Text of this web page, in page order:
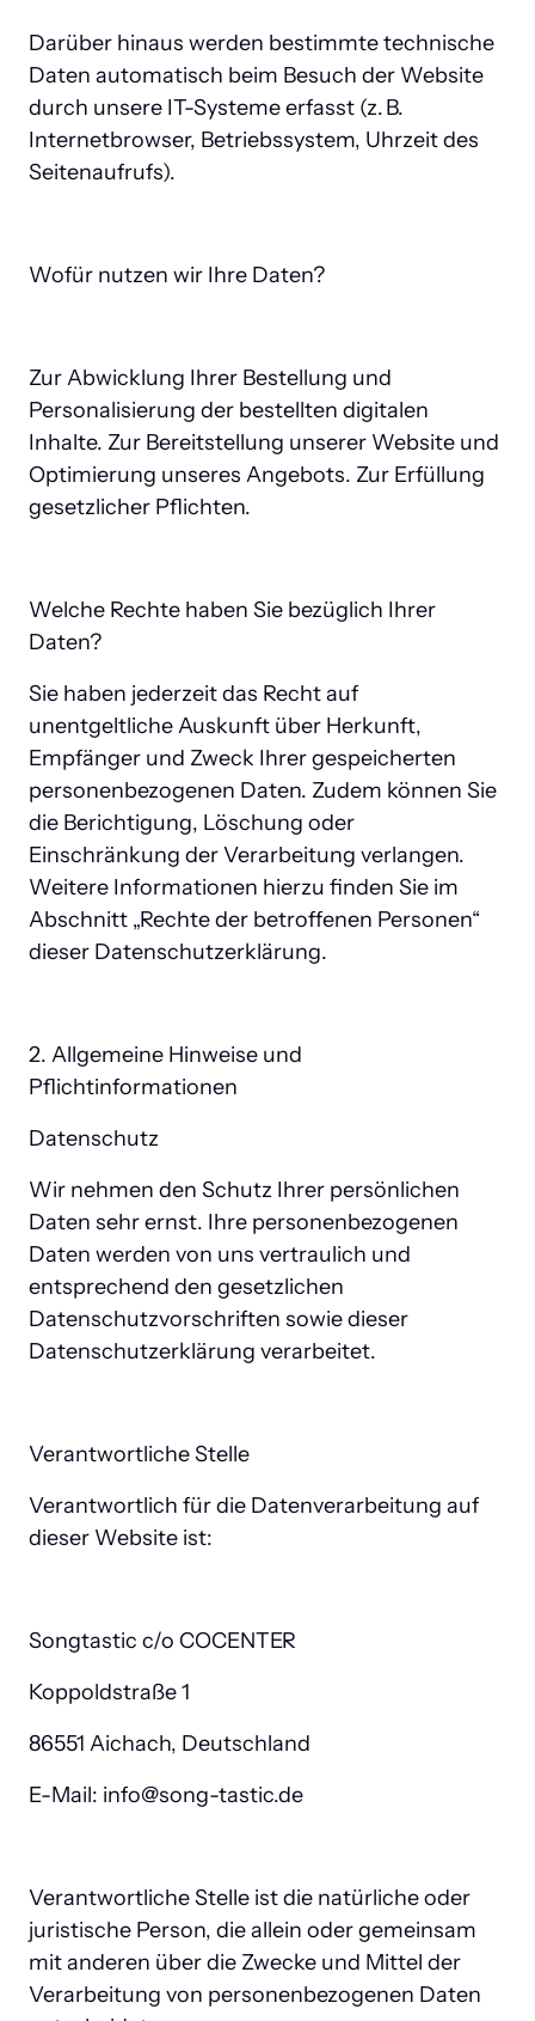
Darüber hinaus werden bestimmte technische
Daten automatisch beim Besuch der Website
durch unsere IT-Systeme erfasst (z. B.
Internetbrowser, Betriebssystem, Uhrzeit des
Seitenaufrufs).
Wofür nutzen wir Ihre Daten?
Zur Abwicklung Ihrer Bestellung und
Personalisierung der bestellten digitalen
Inhalte. Zur Bereitstellung unserer Website und
Optimierung unseres Angebots. Zur Erfüllung
gesetzlicher Pflichten.
Welche Rechte haben Sie bezüglich Ihrer
Daten?
Sie haben jederzeit das Recht auf
unentgeltliche Auskunft über Herkunft,
Empfänger und Zweck Ihrer gespeicherten
personenbezogenen Daten. Zudem können Sie
die Berichtigung, Löschung oder
Einschränkung der Verarbeitung verlangen.
Weitere Informationen hierzu finden Sie im
Abschnitt „Rechte der betroffenen Personen“
dieser Datenschutzerklärung.
2. Allgemeine Hinweise und
Pflichtinformationen
Datenschutz
Wir nehmen den Schutz Ihrer persönlichen
Daten sehr ernst. Ihre personenbezogenen
Daten werden von uns vertraulich und
entsprechend den gesetzlichen
Datenschutzvorschriften sowie dieser
Datenschutzerklärung verarbeitet.
Verantwortliche Stelle
Verantwortlich für die Datenverarbeitung auf
dieser Website ist:
Songtastic c/o COCENTER
Koppoldstraße 1
86551 Aichach, Deutschland
E-Mail: info@song-tastic.de
Verantwortliche Stelle ist die natürliche oder
juristische Person, die allein oder gemeinsam
mit anderen über die Zwecke und Mittel der
Verarbeitung von personenbezogenen Daten